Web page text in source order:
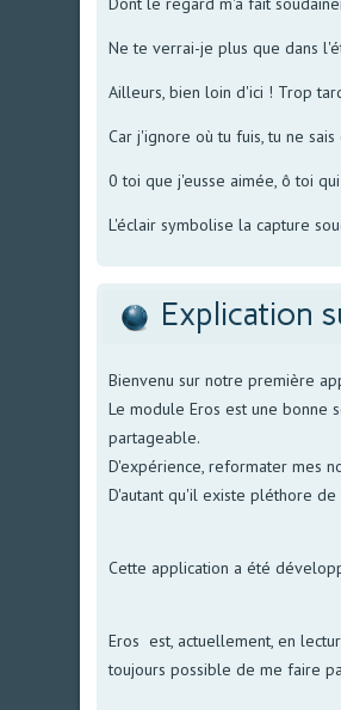
Ne te verrai-je plus que dans
Ailleurs, bien loin d'ici ! Trop
Car j'ignore où tu fuis, tu ne sais
0 toi que j'eusse aimée, ô toi
L'éclair symbolise la capture
Explication
Bienvenu sur notre première
Le module Eros est une bonne
partageable.
D'expérience, reformater mes
D'autant qu'il existe pléthore
Cette application a été
Eros est, actuellement, en
toujours possible de me faire